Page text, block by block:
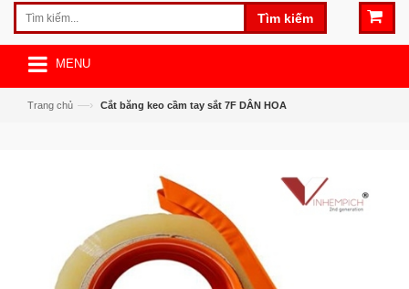
Tìm kiếm
MENU
Trang chủ —› Cắt băng keo cầm tay sắt 7F DÂN HOA